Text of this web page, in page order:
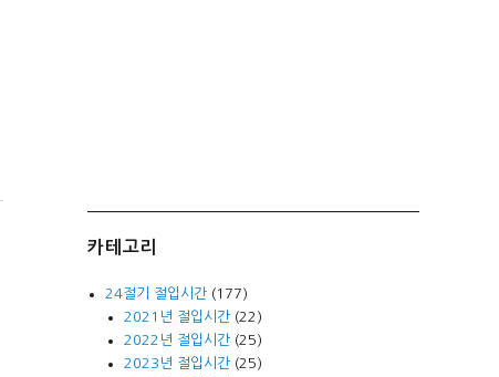
카테고리
24절기 절입시간 (177)
2021년 절입시간(22)
2022년 절입시간(25)
2023년 절입시간(25)